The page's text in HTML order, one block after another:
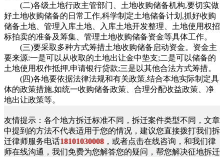
(二)各级土地行政主管部门、土地收购储备机构,要切实做
好土地收购储备的日常工作,科学制定土地储备计划,抓好收购
储备土地、管理入库土地、入库土地开发整理、土地使用权招
标拍卖的准备及筹集、管理土地收购储备资金等具体工作。
(三)要采取多种方式筹措土地收购储备启动资金。资金主
要来源:一是可以从收取的土地出让金中垫支;二是可以储备的
土地使用权作抵押,申请银行贷款;三是以其他合法方式筹措。
(四)各地要依据法律法规和有关政策,结合本地实际制定具
体的政策措施,如统一收购储备政策、合理分配收益政策、净
地出让政策等。
友情提示：各个地方拆迁标准不同，拆迁案件类型不同，文章
中提到的方法不代表适用于您的情况，建议您直接拨打我们拆
迁律师服务电话18101030008 ，或者点击在线咨询，和我们律
师在线沟通，我们免费为您解答您的疑问，帮您解决征地拆迁